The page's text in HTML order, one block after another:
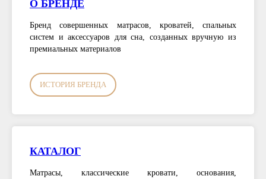
О БРЕНДЕ
Бренд совершенных матрасов, кроватей, спальных
систем и аксессуаров для сна, созданных вручную из
премиальных материалов
ИСТОРИЯ БРЕНДА
КАТАЛОГ
Матрасы, классические кровати, основания,